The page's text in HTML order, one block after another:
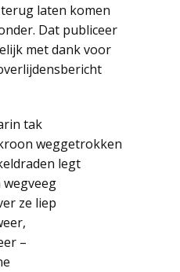
laten komen
Dat publiceer
met dank voor
tak
weggetrokken
legt
ze liep
–